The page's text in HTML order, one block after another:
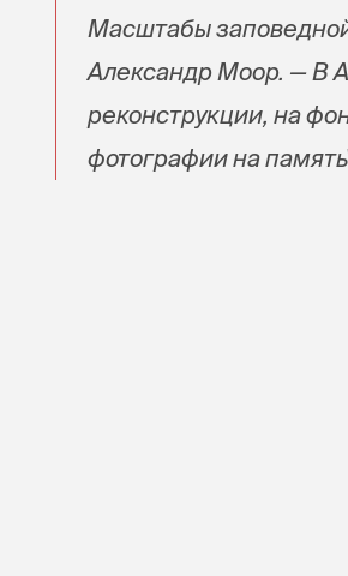
Масштабы
Александр Моор. — В
реконструкции, на
фотографии на